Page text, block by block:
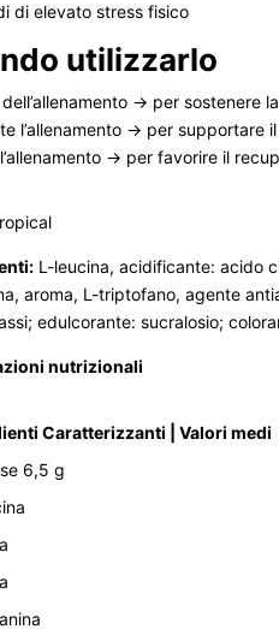
di elevato stress fisico
utilizzarlo
dell’allenamento → per sostenere
l’allenamento → per supportare
→ per favorire il
L-leucina, acidificante: acido
aroma, L-triptofano, agente
edulcorante: sucralosio;
nutrizionali
Caratterizzanti | Valori medi
6,5 g